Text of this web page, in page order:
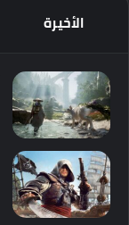
الأخيرة